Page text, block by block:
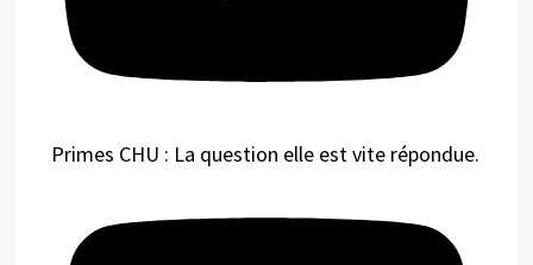
Primes CHU : La question elle est vite répondue.